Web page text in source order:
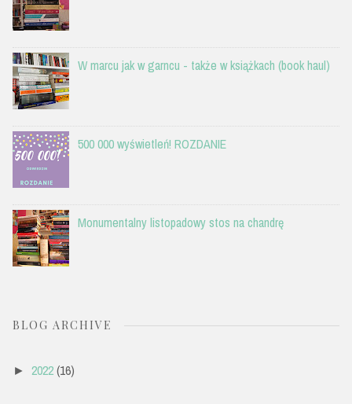
W marcu jak w garncu - także w książkach (book haul)
500 000 wyświetleń! ROZDANIE
Monumentalny listopadowy stos na chandrę
BLOG ARCHIVE
► 2022(16)